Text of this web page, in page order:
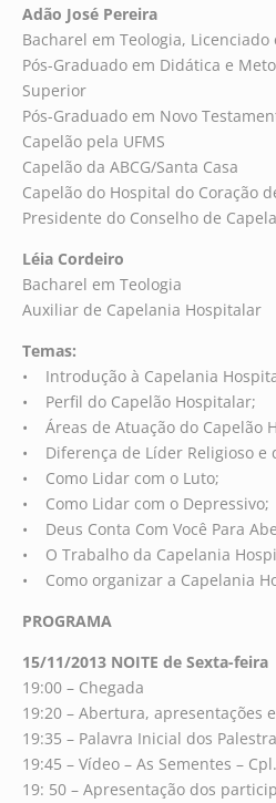
Adão José Pereira
Bacharel em Teologia, Licenciado
Pós-Graduado em Didática e
Superior
Pós-Graduado em Novo
Capelão pela UFMS
Capelão da ABCG/Santa Casa
Capelão do Hospital do Coração
Presidente do Conselho de
Léia Cordeiro
Bacharel em Teologia
Auxiliar de Capelania Hospitalar
Temas:
• Introdução à Capelania
• Perfil do Capelão Hospitalar;
• Áreas de Atuação do Capelão
• Diferença de Líder Religioso e
• Como Lidar com o Luto;
• Como Lidar com o Depressivo;
• Deus Conta Com Você Para
• O Trabalho da Capelania
• Como organizar a Capelania
PROGRAMA
15/11/2013 NOITE de Sexta-feira
19:00 – Chegada
19:20 – Abertura, apresentações
19:35 – Palavra Inicial dos
19:45 – Vídeo – As Sementes –
19: 50 – Apresentação dos